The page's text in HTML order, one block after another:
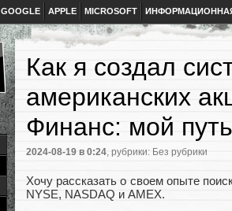
GOOGLE APPLE MICROSOFT
Как я создал
американских
Финанс: мой
2024-08-19 в 0:24, рубрики: Без рубрики
Хочу рассказать о своем опыте
NYSE, NASDAQ и AMEX.